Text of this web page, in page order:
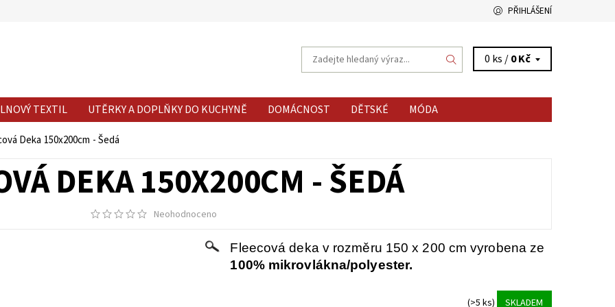
PŘIHLÁŠENÍ
0 ks /0 Kč
TEXTIL UTĚRKY A DOPLŇKY DO KUCHYNĚ DOMÁCNOST DĚTSKÉ
MÓDA
Deka 150x200cm - Šedá
DEKA 150X200CM - ŠEDÁ
Neohodnoceno
Fleecová deka v rozměru 150 x 200 cm vyrobena ze
100% mikrovlákna/polyester.
(>5 ks) SKLADEM